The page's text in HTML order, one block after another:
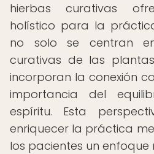
hierbas curativas
holístico para la
no solo se centran
curativas de las
incorporan la conexión
importancia del
espíritu. Esta
enriquecer la práctica
los pacientes un